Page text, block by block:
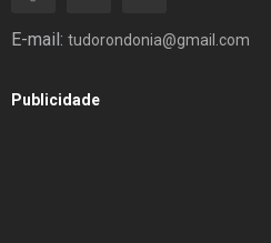
E-mail: tudorondonia@gmail.com
Publicidade